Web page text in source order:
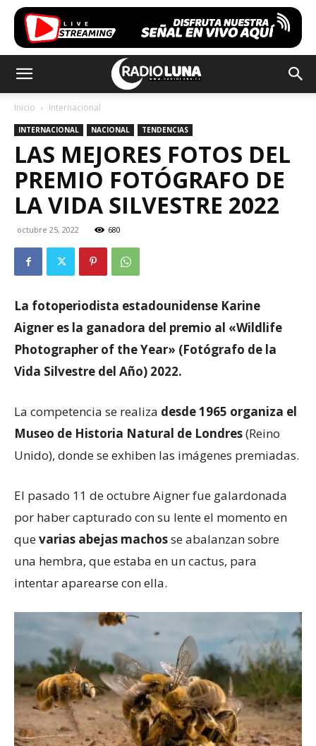
Inicio Internacional
INTERNACIONAL NACIONAL TENDENCIAS
LAS MEJORES FOTOS DEL
PREMIO FOTÓGRAFO DE
LA VIDA SILVESTRE 2022
octubre 25, 2022 680
La fotoperiodista estadounidense Karine
Aigner es la ganadora del premio al «Wildlife
Photographer of the Year» (Fotógrafo de la
Vida Silvestre del Año) 2022.
La competencia se realiza desde 1965 organiza el
Museo de Historia Natural de Londres(Reino
Unido), donde se exhiben las imágenes premiadas.
El pasado 11 de octubre Aigner fue galardonada
por haber capturado con su lente el momento en
quevarias abejas machosse abalanzan sobre
una hembra, que estaba en un cactus, para
intentar aparearse con ella.